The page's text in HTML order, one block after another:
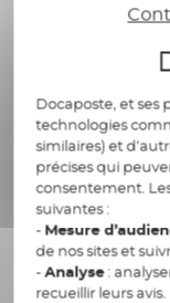
Cadrage et
Validation de
droits ou du
ces droits sur
sur
messagerie).
En option, il
scénarios et
Docaposte, et ses
technologies
similaires) et
précises qui
consentement.
suivantes :
- Mesure
de nos sites et
-Analyse:
recueillir leurs avis.